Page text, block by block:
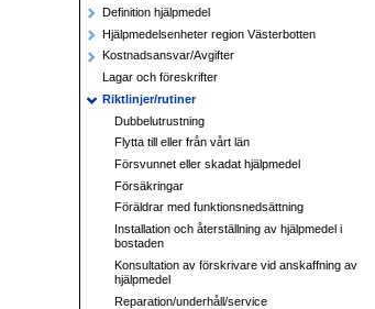
Definition hjälpmedel
Hjälpmedelsenheter region Västerbotten
Kostnadsansvar/Avgifter
Lagar och föreskrifter
Riktlinjer/rutiner
Dubbelutrustning
Flytta till eller från vårt län
Försvunnet eller skadat hjälpmedel
Försäkringar
Föräldrar med funktionsnedsättning
Installation och återställning av hjälpmedel i
bostaden
Konsultation av förskrivare vid anskaffning av
hjälpmedel
Reparation/underhåll/service